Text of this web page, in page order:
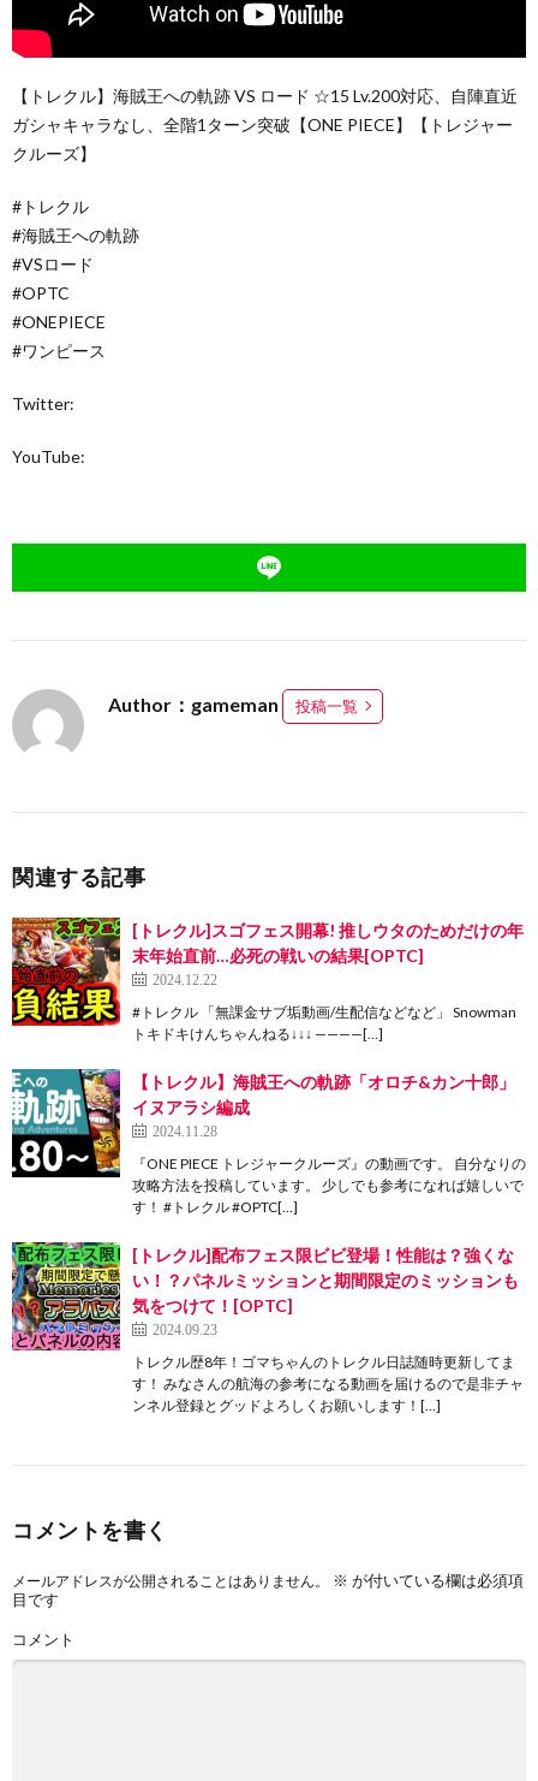
【トレクル】海賊王への軌跡 VS ロード ☆15 Lv.200対応、自陣直近
ガシャキャラなし、全階1ターン突破【ONE PIECE】【トレジャー
クルーズ】
#トレクル
#海賊王への軌跡
#VSロード
#OPTC
#ONEPIECE
#ワンピース
Twitter:
YouTube:
Author：gameman 投稿一覧
関連する記事
[トレクル]スゴフェス開幕! 推しウタのためだけの年
末年始直前…必死の戦いの結果[OPTC]
2024.12.22
#トレクル 「無課金サブ垢動画/生配信などなど」 Snowman
トキドキけんちゃんねる↓↓↓ ————[…]
【トレクル】海賊王への軌跡「オロチ&カン十郎」
イヌアラシ編成
2024.11.28
『ONE PIECE トレジャークルーズ』の動画です。 自分なりの
攻略方法を投稿しています。 少しでも参考になれば嬉しいで
す！ #トレクル #OPTC[…]
[トレクル]配布フェス限ビビ登場！性能は？強くな
い！？パネルミッションと期間限定のミッションも
気をつけて！[OPTC]
2024.09.23
トレクル歴8年！ゴマちゃんのトレクル日誌随時更新してま
す！ みなさんの航海の参考になる動画を届けるので是非チャ
ンネル登録とグッドよろしくお願いします！[…]
コメントを書く
メールアドレスが公開されることはありません。 ※ が付いている欄は必須項
目です
コメント